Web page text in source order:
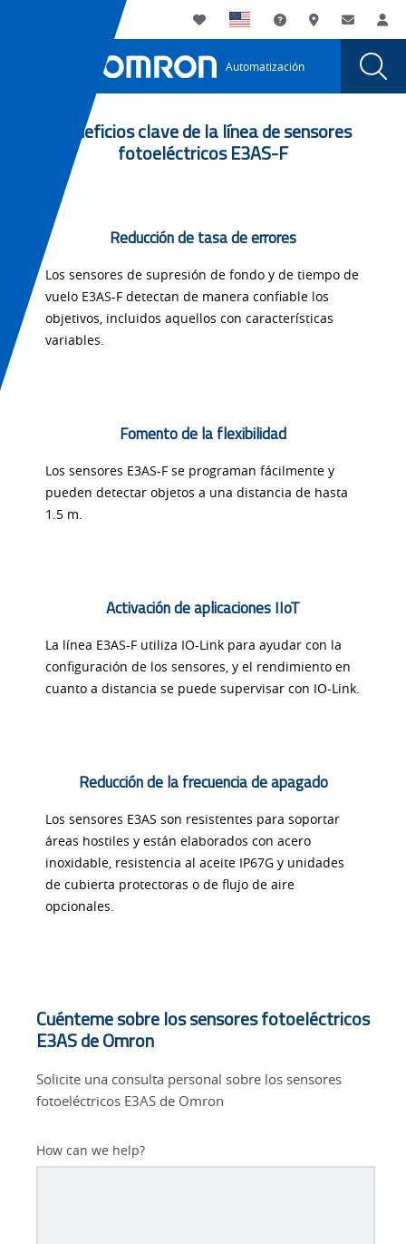
Photoelectric
Utility
Navigation
My List Soporte DóndeContacto
Automatización
Flight
Photoelectric
Sensor
Beneficios clave de la línea de sensores
fotoeléctricos E3AS-F
Reducción de tasa de errores
Los sensores de supresión de fondo y de tiempo de
vuelo E3AS-F detectan de manera confiable los
objetivos, incluidos aquellos con características
variables.
Fomento de la flexibilidad
Los sensores E3AS-F se programan fácilmente y
pueden detectar objetos a una distancia de hasta
1.5 m.
Activación de aplicaciones IIoT
La línea E3AS-F utiliza IO-Link para ayudar con la
configuración de los sensores, y el rendimiento en
cuanto a distancia se puede supervisar con IO-Link.
Reducción de la frecuencia de apagado
Los sensores E3AS son resistentes para soportar
áreas hostiles y están elaborados con acero
inoxidable, resistencia al aceite IP67G y unidades
de cubierta protectoras o de flujo de aire
opcionales.
Cuénteme sobre los sensores fotoeléctricos
E3AS de Omron
Solicite una consulta personal sobre los sensores
fotoeléctricos E3AS de Omron
How can we help?